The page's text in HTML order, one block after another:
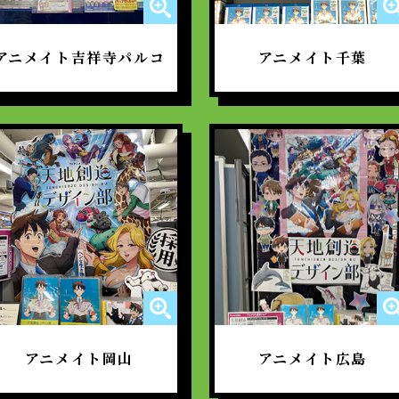
ニメイト吉祥寺パルコ アニメイト千葉
アニメイト岡山 アニメイト広島